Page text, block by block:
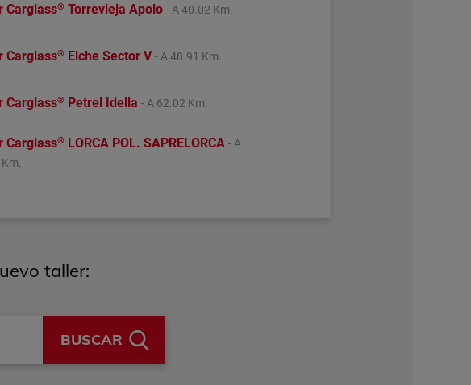
Carglass® Torrevieja Apolo - A 40.02 Km.
Carglass® Elche Sector V- A 48.91 Km.
Carglass® Petrel Idella - A 62.02 Km.
Carglass® LORCA POL. SAPRELORCA - A
taller:
BUSCAR